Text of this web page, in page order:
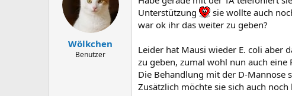
t
a
Wölkchen
Benutzer
Unterstützung
sie wollte auch
war ok ihr das weiter zu geben?
Leider hat Mausi wieder E. coli aber
zu geben, zumal wohl nun auch
Die Behandlung mit der D-Mannose
Zusätzlich möchte sie sich auch